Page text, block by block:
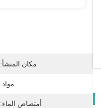
مكان المنشأ:
مواد:
أمتصاص الماء: